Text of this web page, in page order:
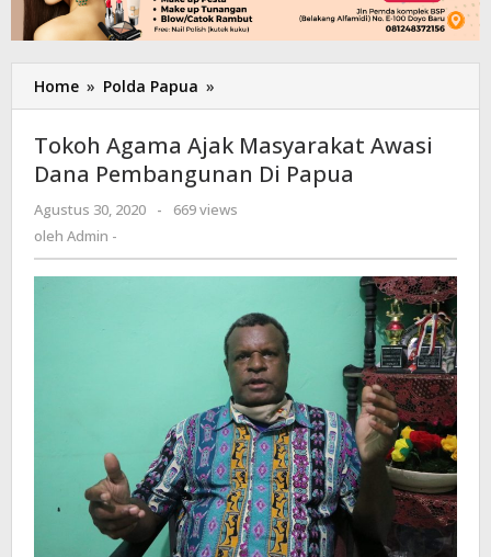
Home » Polda Papua »
Agama
Ajak
Masyarakat
Awasi
Tokoh Agama Ajak Masyarakat Awasi
Dana Pembangunan Di Papua
Agustus 30, 2020
oleh
-
669 views
oleh Admin -